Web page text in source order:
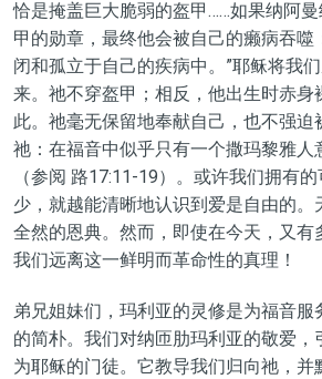
恰是掩盖巨大脆弱的盔甲……如果纳阿
甲的勋章，最终他会被自己的癞病吞噬
闭和孤立于自己的疾病中。”耶稣将我
来。 祂不穿盔甲；相反，他出生时赤身
此。 祂毫无保留地奉献自己 ， 也不强迫
祂：在福音中似乎只有一个撒玛黎雅人
（参阅 路17:11-19）。 或许我们拥有
少，就越能清晰地认识到爱是自由的。
全然的恩典。然而，即使在今天，又有
我们远离这一鲜明而革命性的真理！
弟兄姐妹们，玛利亚的灵修是为福音服
的简朴。我们对纳匝肋玛利亚的敬爱，
为耶稣的门徒。它教导我们归向祂，并